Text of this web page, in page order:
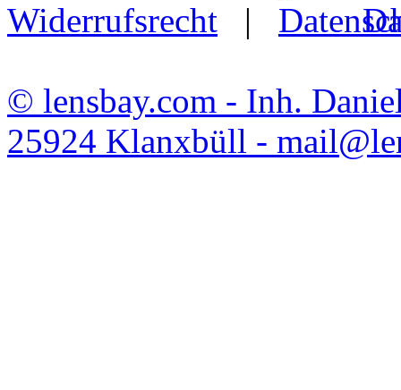
Widerrufsrecht |
© lensbay.com - Inh.
25924 Klanxbüll -